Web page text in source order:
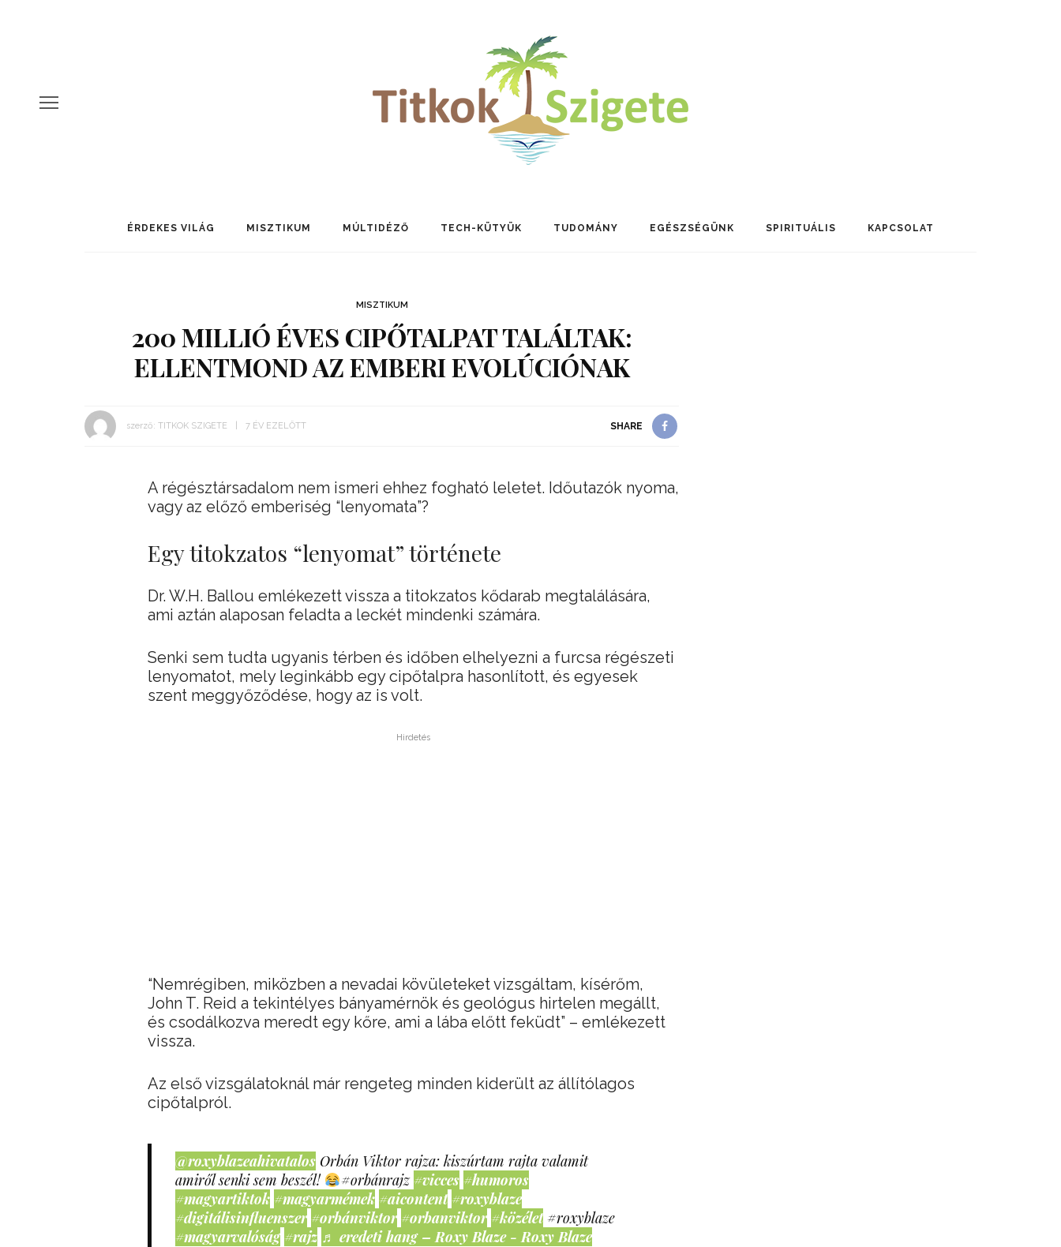
ÉRDEKES VILÁG MISZTIKUM MÚLTIDÉZŐ TECH-KÜTYÜK TUDOMÁNY EGÉSZSÉGÜNK SPIRITUÁLIS KAPCSOLAT
MISZTIKUM
200 MILLIÓ ÉVES CIPŐTALPAT TALÁLTAK:
ELLENTMOND AZ EMBERI EVOLÚCIÓNAK
szerző: TITKOK SZIGETE 7 ÉV EZELŐTT SHARE
A régésztársadalom nem ismeri ehhez fogható leletet. Időutazók nyoma,
vagy az előző emberiség “lenyomata”?
Egy titokzatos “lenyomat” története
Dr. W.H. Ballou emlékezett vissza a titokzatos kődarab megtalálására,
ami aztán alaposan feladta a leckét mindenki számára.
Senki sem tudta ugyanis térben és időben elhelyezni a furcsa régészeti
lenyomatot, mely leginkább egy cipőtalpra hasonlított, és egyesek
szent meggyőződése, hogy az is volt.
Hirdetés
“Nemrégiben, miközben a nevadai kövületeket vizsgáltam, kísérőm,
John T. Reid a tekintélyes bányamérnök és geológus hirtelen megállt,
és csodálkozva meredt egy kőre, ami a lába előtt feküdt” – emlékezett
vissza.
Az első vizsgálatoknál már rengeteg minden kiderült az állítólagos
cipőtalpról.
@roxyblazeahivatalos Orbán Viktor rajza: kiszúrtam rajta valamit
amiről senki sem beszél!
#orbánrajz #vicces #humoros
#magyartiktok #magyarmémek #aicontent #roxyblaze
#digitálisinfluenszer #orbánviktor #orbanviktor #közélet #roxyblaze
#magyarvalóság #rajz ♬ eredeti hang – Roxy Blaze - Roxy Blaze